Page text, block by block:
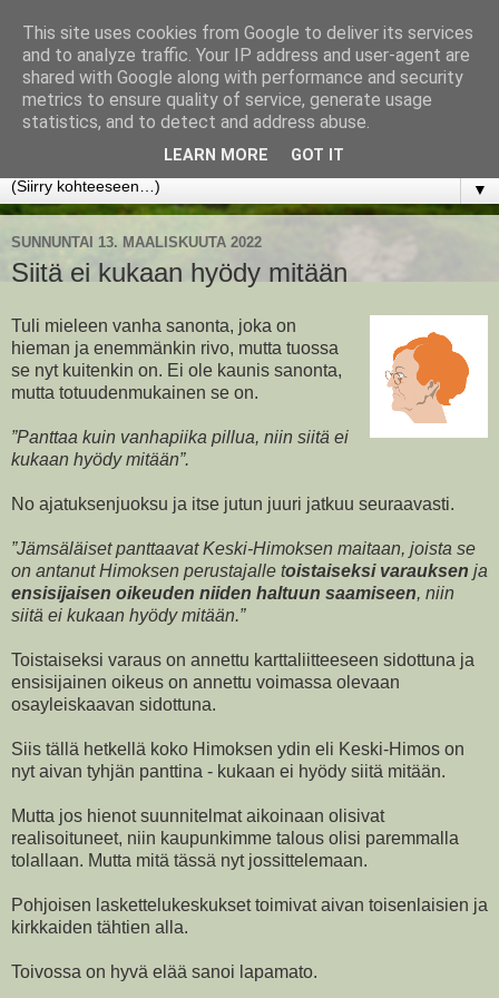
www.jyrkikokko.fi
Uusi Suunta - Jokainen hetki tarjoaa tilaisuuden muuttaa
▼
SUNNUNTAI 13. MAALISKUUTA 2022
Siitä ei kukaan hyödy mitään
Tuli mieleen vanha sanonta, joka on
hieman ja enemmänkin rivo, mutta tuossa
se nyt kuitenkin on. Ei ole kaunis sanonta,
mutta totuudenmukainen se on.
”Panttaa kuin vanhapiika pillua, niin siitä ei
kukaan hyödy mitään”.
No ajatuksenjuoksu ja itse jutun juuri jatkuu seuraavasti.
”Jämsäläiset panttaavat Keski-Himoksen maitaan, joista se
on antanut Himoksen perustajalle toistaiseksi varauksen ja
ensisijaisen oikeuden niiden haltuun saamiseen, niin
siitä ei kukaan hyödy mitään.”
Toistaiseksi varaus on annettu karttaliitteeseen sidottuna ja
ensisijainen oikeus on annettu voimassa olevaan
osayleiskaavan sidottuna.
Siis tällä hetkellä koko Himoksen ydin eli Keski-Himos on
nyt aivan tyhjän panttina - kukaan ei hyödy siitä mitään.
Mutta jos hienot suunnitelmat aikoinaan olisivat
realisoituneet, niin kaupunkimme talous olisi paremmalla
tolallaan. Mutta mitä tässä nyt jossittelemaan.
Pohjoisen laskettelukeskukset toimivat aivan toisenlaisien ja
kirkkaiden tähtien alla.
Toivossa on hyvä elää sanoi lapamato.
This site uses cookies from Google to deliver its services
and to analyze traffic. Your IP address and user-agent are
shared with Google along with performance and security
metrics to ensure quality of service, generate usage
statistics, and to detect and address abuse.
LEARN MORE GOT IT